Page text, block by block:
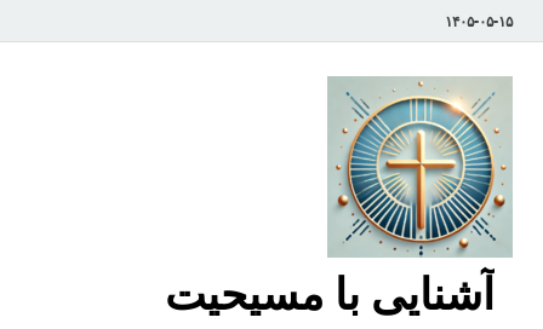
۱۴۰۵-۰۵-۱۵
آشنایی با مسیحیت